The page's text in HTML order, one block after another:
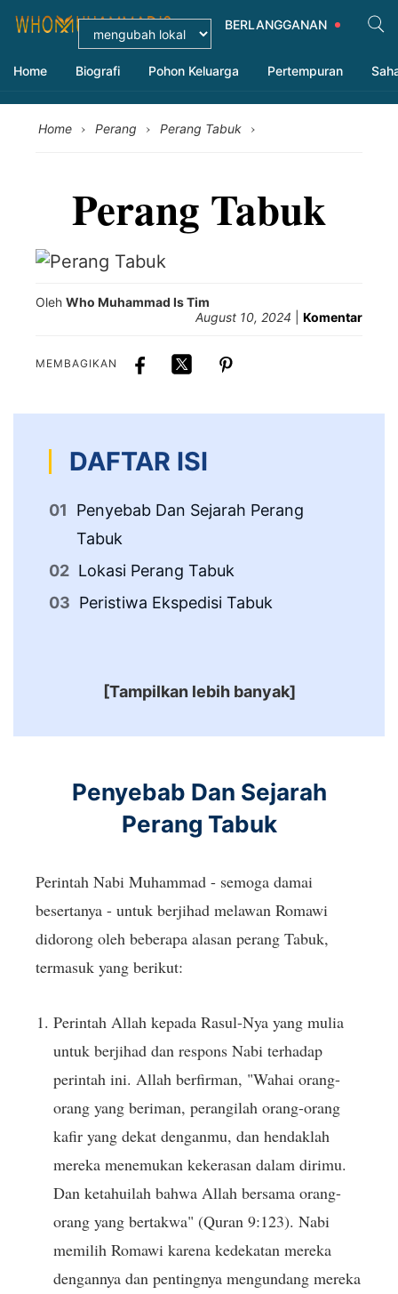
BERLANGGANAN
Home Biografi Pohon Keluarga Pertempuran
Home › Perang › Perang Tabuk ›
Perang Tabuk
Oleh Who Muhammad Is Tim
August 10, 2024
Komentar
MEMBAGIKAN
DAFTAR ISI
Penyebab Dan Sejarah Perang
Tabuk
Lokasi Perang Tabuk
Peristiwa Ekspedisi Tabuk
[Tampilkan lebih banyak]
Penyebab Dan Sejarah
Perang Tabuk
Perintah Nabi Muhammad - semoga damai
besertanya - untuk berjihad melawan Romawi
didorong oleh beberapa alasan perang Tabuk,
termasuk yang berikut:
Perintah Allah kepada Rasul-Nya yang mulia
untuk berjihad dan respons Nabi terhadap
perintah ini. Allah berfirman, "Wahai orang-
orang yang beriman, perangilah orang-orang
kafir yang dekat denganmu, dan hendaklah
mereka menemukan kekerasan dalam dirimu.
Dan ketahuilah bahwa Allah bersama orang-
orang yang bertakwa" (Quran 9:123). Nabi
memilih Romawi karena kedekatan mereka
dengannya dan pentingnya mengundang mereka